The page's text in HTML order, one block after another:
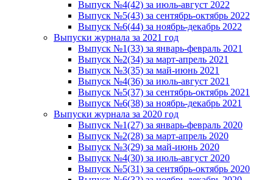
Выпуск №4(42) за июль-август 2022
Выпуск №5(43) за сентябрь-октябрь 2022
Выпуск №6(44) за ноябрь-декабрь 2022
Выпуски журнала за 2021 год
Выпуск №1(33) за январь-февраль 2021
Выпуск №2(34) за март-апрель 2021
Выпуск №3(35) за май-июнь 2021
Выпуск №4(36) за июль-август 2021
Выпуск №5(37) за сентябрь-октябрь 2021
Выпуск №6(38) за ноябрь-декабрь 2021
Выпуски журнала за 2020 год
Выпуск №1(27) за январь-февраль 2020
Выпуск №2(28) за март-апрель 2020
Выпуск №3(29) за май-июнь 2020
Выпуск №4(30) за июль-август 2020
Выпуск №5(31) за сентябрь-октябрь 2020